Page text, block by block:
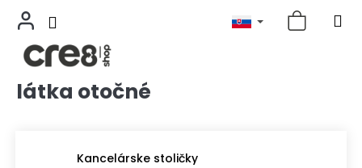
Prejsťlátka otočné
Kancelárske stoličky